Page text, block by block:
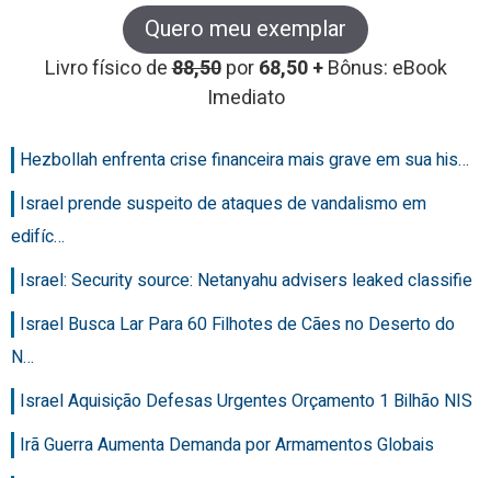
Quero meu exemplar
Livro físico de88,50 por68,50 +Bônus: eBook
Imediato
Hezbollah enfrenta crise financeira mais grave em sua his…
Israel prende suspeito de ataques de vandalismo em
edifíc…
Israel: Security source: Netanyahu advisers leaked classifie
Israel Busca Lar Para 60 Filhotes de Cães no Deserto do
N…
Israel Aquisição Defesas Urgentes Orçamento 1 Bilhão NIS
Irã Guerra Aumenta Demanda por Armamentos Globais